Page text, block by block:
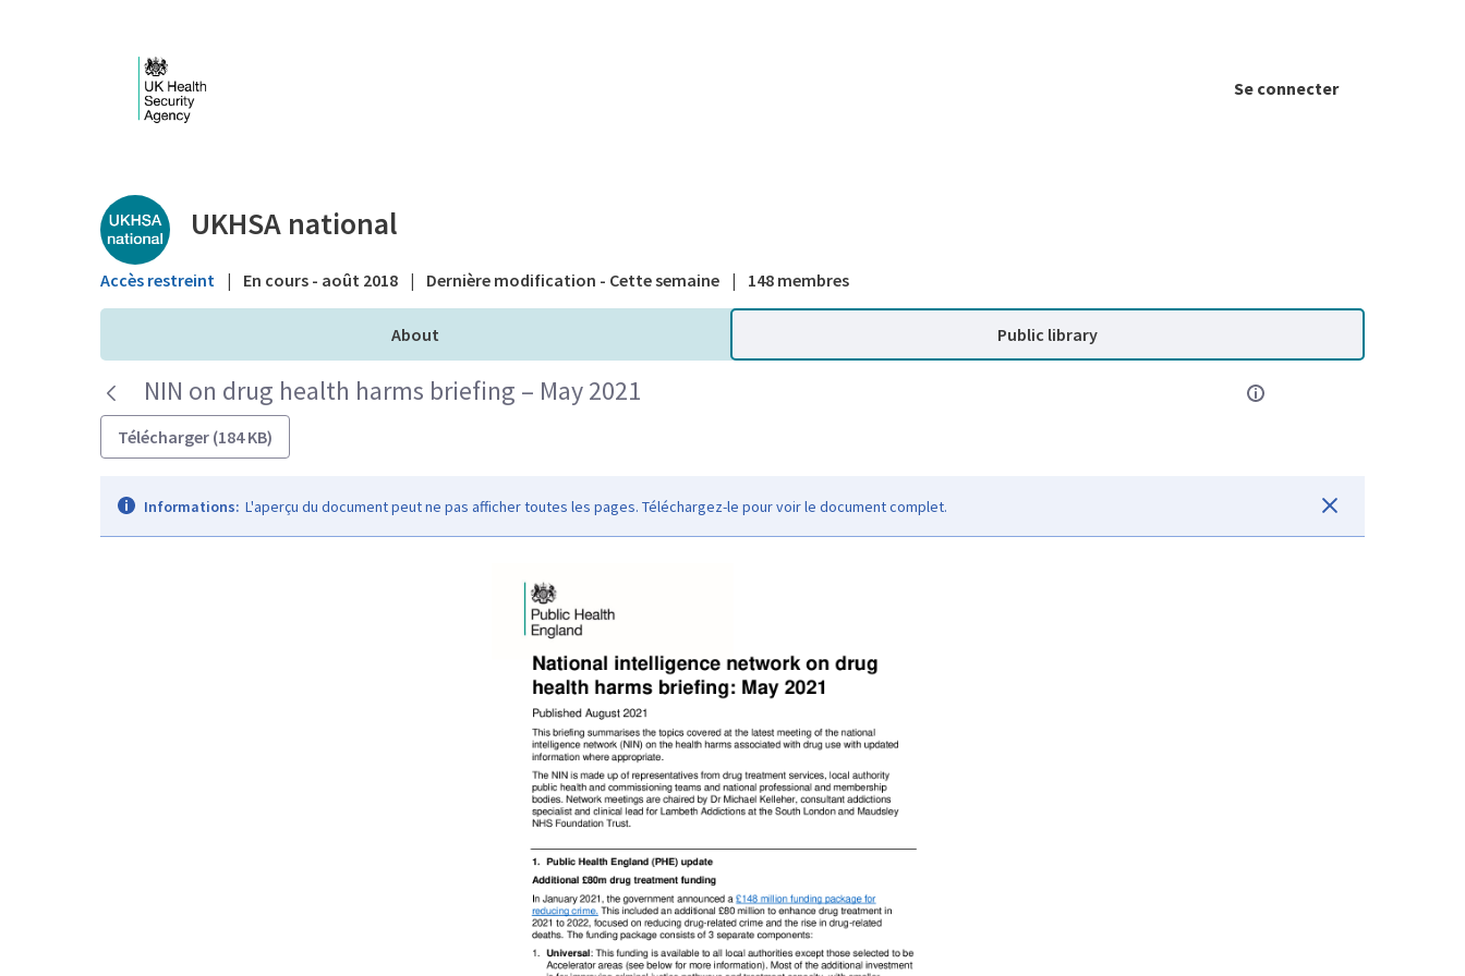
Se connecter
Public library - UKHSA national
UKHSA national
Accès restreint | En cours - août 2018 | Dernière modification - Cette semaine | 148 membres
About Public library
NIN on drug health harms briefing – May 2021
Télécharger (184 KB)
Informations: L'aperçu du document peut ne pas afficher toutes les pages. Téléchargez-le pour voir le document complet.